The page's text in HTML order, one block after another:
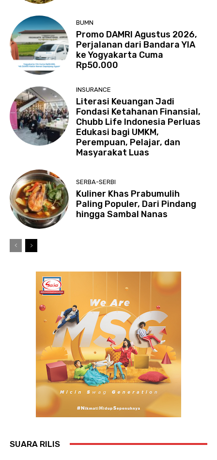
BUMN
Promo DAMRI Agustus 2026,
Perjalanan dari Bandara YIA
ke Yogyakarta Cuma
Rp50.000
INSURANCE
Literasi Keuangan Jadi
Fondasi Ketahanan Finansial,
Chubb Life Indonesia Perluas
Edukasi bagi UMKM,
Perempuan, Pelajar, dan
Masyarakat Luas
SERBA-SERBI
Kuliner Khas Prabumulih
Paling Populer, Dari Pindang
hingga Sambal Nanas
SUARA RILIS